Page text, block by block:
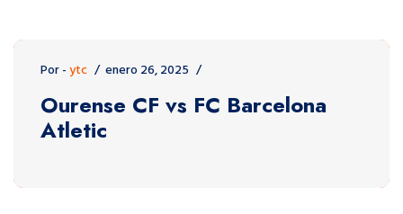
Por -ytc enero 26, 2025
Ourense CF vs FC Barcelona
Atletic